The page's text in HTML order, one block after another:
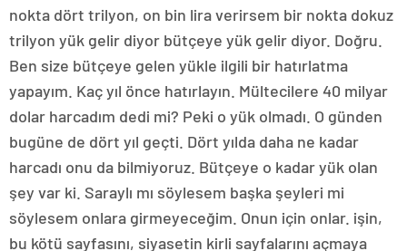
nokta dört trilyon, on bin lira verirsem bir nokta dokuz
trilyon yük gelir diyor bütçeye yük gelir diyor. Doğru.
Ben size bütçeye gelen yükle ilgili bir hatırlatma
yapayım. Kaç yıl önce hatırlayın. Mültecilere 40 milyar
dolar harcadım dedi mi? Peki o yük olmadı. O günden
bugüne de dört yıl geçti. Dört yılda daha ne kadar
harcadı onu da bilmiyoruz. Bütçeye o kadar yük olan
şey var ki. Saraylı mı söylesem başka şeyleri mi
söylesem onlara girmeyeceğim. Onun için onlar. işin,
bu kötü sayfasını, siyasetin kirli sayfalarını açmaya